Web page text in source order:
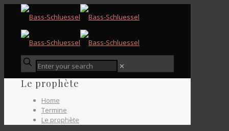
✕
Le prophète
Home
Termine
Le prophète